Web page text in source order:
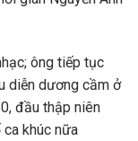
ông tiếp tục
diễn dương cầm ở
đầu thập niên
khúc nữa